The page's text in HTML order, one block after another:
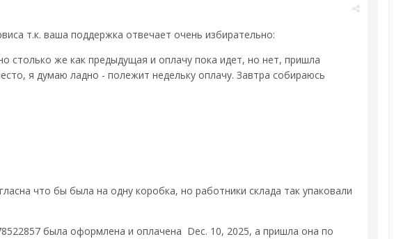
т.к. ваша поддержка отвечает очень избирательно:
столько же как предыдущая и оплачу пока идет, но нет, пришла
я думаю ладно - полежит недельку оплачу. Завтра собираюсь
что бы была на одну коробка, но работники склада так упаковали
была оформлена и оплачена Dec. 10, 2025, а пришла она по